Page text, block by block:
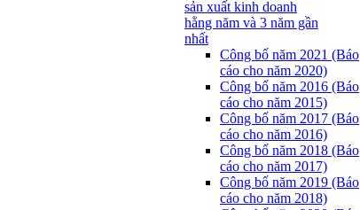
sản xuất kinh doanh
hằng năm và 3 năm gần
nhất
Công bố năm 2021 (Báo
cáo cho năm 2020)
Công bố năm 2016 (Báo
cáo cho năm 2015)
Công bố năm 2017 (Báo
cáo cho năm 2016)
Công bố năm 2018 (Báo
cáo cho năm 2017)
Công bố năm 2019 (Báo
cáo cho năm 2018)